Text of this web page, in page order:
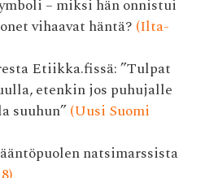
– miksi hän onnistui
vihaavat häntä? (Ilta-
Etiikka.fissä: ”Tulpat
etenkin jos puhujalle
suuhun”(Uusi Suomi
natsimarssista